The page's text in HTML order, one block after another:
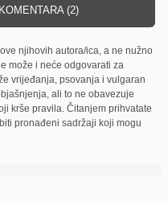
(2)
njihovih autora/ica, a ne nužno
može i neće odgovarati za
vrijeđanja, psovanja i vulgaran
ali to ne obavezuje
krše pravila. Čitanjem prihvatate
pronađeni sadržaji koji mogu